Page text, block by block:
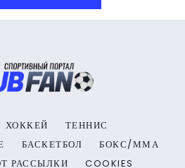
ХОККЕЙ
ТЕННИС
БАСКЕТБОЛ
БОКС/ММА
РАССЫЛКИ
COOKIES